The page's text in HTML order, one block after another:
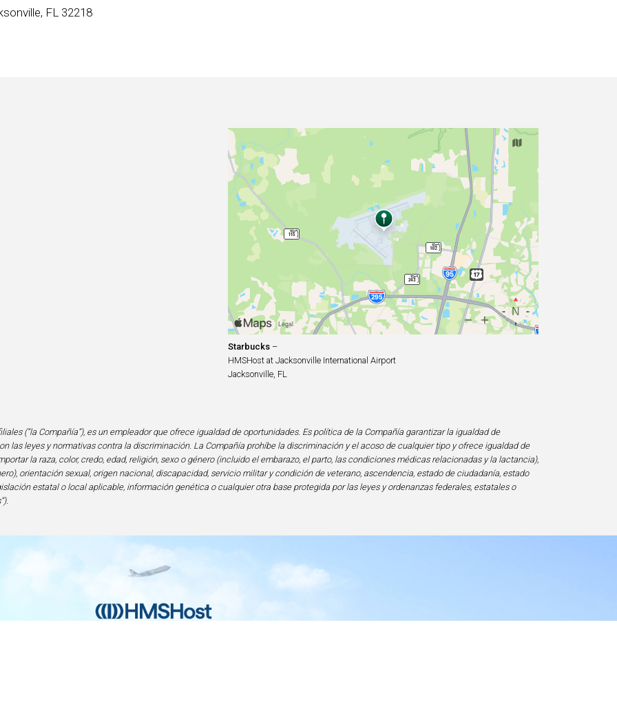
FL 32218
Starbucks –
HMSHost at Jacksonville International Airport
Jacksonville, FL
(“la Compañía”), es un empleador que ofrece igualdad de oportunidades. Es política de la Compañía garantizar la igualdad de
las leyes y normativas contra la discriminación. La Compañía prohíbe la discriminación y el acoso de cualquier tipo y ofrece igualdad de
la raza, color, credo, edad, religión, sexo o género (incluido el embarazo, el parto, las condiciones médicas relacionadas y la lactancia),
orientación sexual, origen nacional, discapacidad, servicio militar y condición de veterano, ascendencia, estado de ciudadanía, estado
estatal o local aplicable, información genética o cualquier otra base protegida por las leyes y ordenanzas federales, estatales o